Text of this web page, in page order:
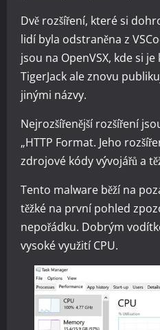
Dvě rozšíření, které si
lidí byla odstraněna z
jsou na OpenVSX, kde si
TigerJack ale znovu
jinými názvy.
Nejrozšířenější rozšíření
„HTTP Format. Jeho
zdrojové kódy vývojářů a
Tento malware běží na
těžké na první pohled
nepořádku. Dobrým
vysoké využití CPU.